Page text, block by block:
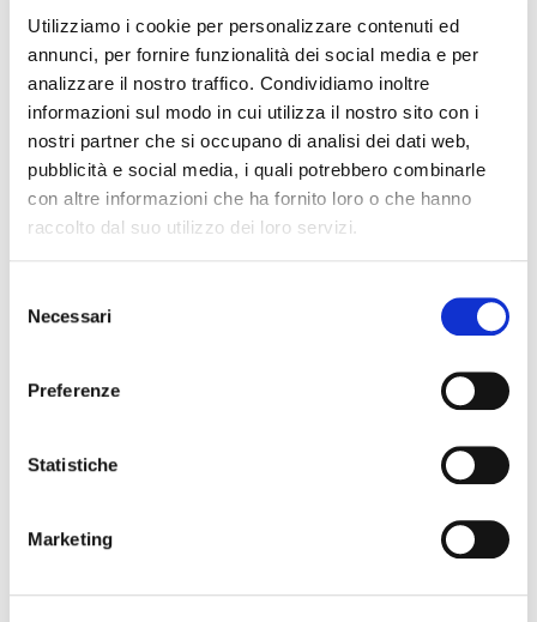
Utilizziamo i cookie per personalizzare contenuti ed
annunci, per fornire funzionalità dei social media e per
analizzare il nostro traffico. Condividiamo inoltre
informazioni sul modo in cui utilizza il nostro sito con i
nostri partner che si occupano di analisi dei dati web,
pubblicità e social media, i quali potrebbero combinarle
con altre informazioni che ha fornito loro o che hanno
raccolto dal suo utilizzo dei loro servizi.
delNecessari
Preferenze
Statistiche
Marketing
ALGAM LIGHTING AMERICAN DJ
PROEL SHOWTEC